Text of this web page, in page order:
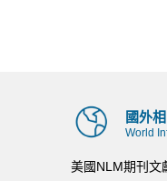
國外
World
美國NLM期刊文